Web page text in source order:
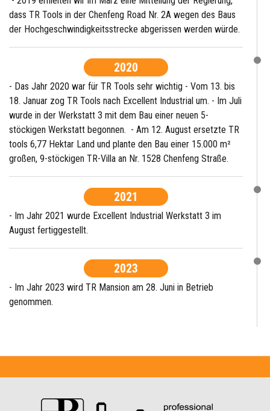
dass TR Tools in der Chenfeng Road Nr. 2A wegen des Baus
der Hochgeschwindigkeitsstrecke abgerissen werden würde.
2020
- Das Jahr 2020 war für TR Tools sehr wichtig - Vom 13. bis
18. Januar zog TR Tools nach Excellent Industrial um. - Im Juli
wurde in der Werkstatt 3 mit dem Bau einer neuen 5-
stöckigen Werkstatt begonnen. - Am 12. August ersetzte TR
tools 6,77 Hektar Land und plante den Bau einer 15.000 m²
großen, 9-stöckigen TR-Villa an Nr. 1528 Chenfeng Straße.
2021
- Im Jahr 2021 wurde Excellent Industrial Werkstatt 3 im
August fertiggestellt.
2023
- Im Jahr 2023 wird TR Mansion am 28. Juni in Betrieb
genommen.